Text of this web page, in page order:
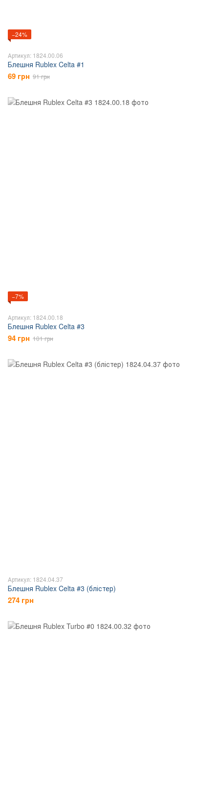
−24%
Артикул: 1824.00.06
Блешня Rublex Celta #1
69 грн 91 грн
−7%
Артикул: 1824.00.18
Блешня Rublex Celta #3
94 грн 101 грн
Артикул: 1824.04.37
Блешня Rublex Celta #3 (блістер)
274 грн